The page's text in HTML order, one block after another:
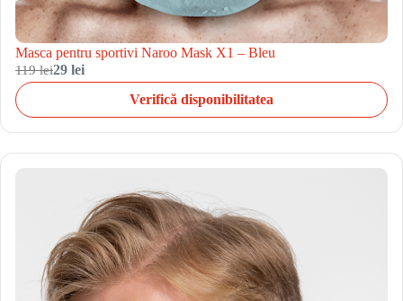
Masca pentru sportivi Naroo Mask X1 – Bleu
119 lei29 lei
Verifică disponibilitatea